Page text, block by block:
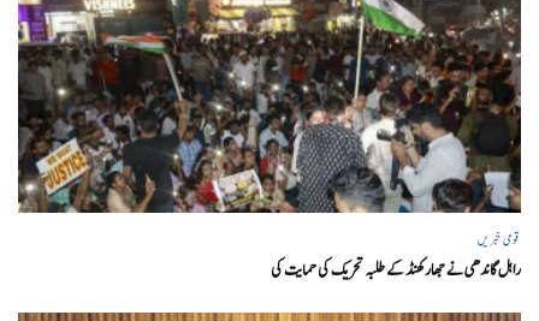
قومی خبریں
راہل گاندھی نے جھارکھنڈ کے طلبہ تحریک کی حمایت کی